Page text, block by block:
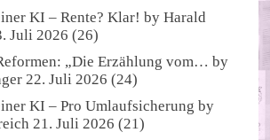
KI – Rente? Klar! byHarald
Juli 2026 (26)
„Die Erzählung vom… by
22. Juli 2026 (24)
KI – Pro Umlaufsicherung by
21. Juli 2026 (21)